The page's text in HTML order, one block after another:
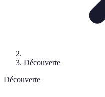
Découverte
Découverte